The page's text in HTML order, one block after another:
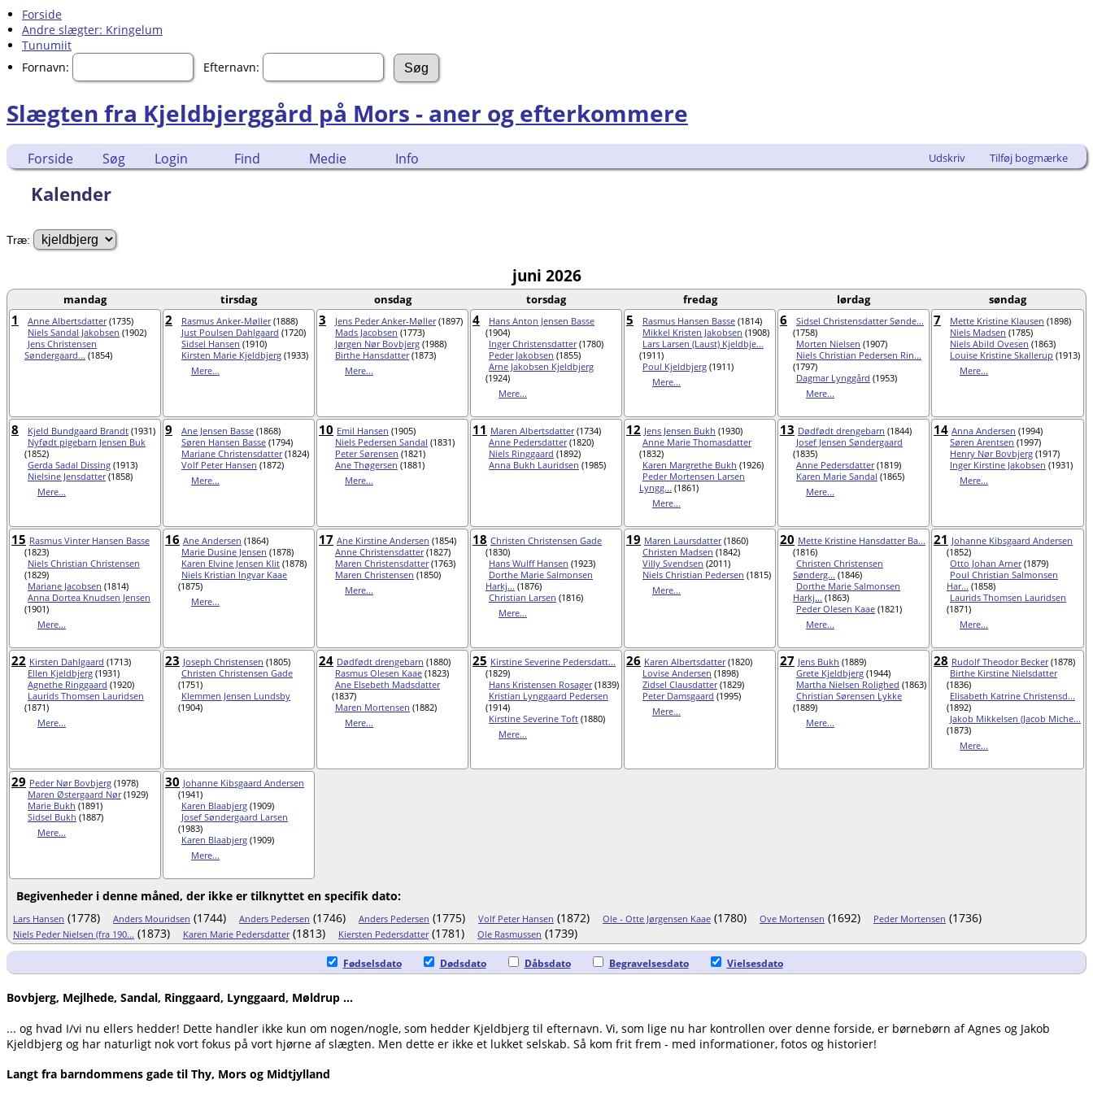
Forside
Andre slægter: Kringelum
Tunumiit
Fornavn:
Efternavn:
Slægten fra Kjeldbjerggård på Mors - aner og efterkommere
Forside Søg Login Find Medie Info Udskriv Tilføj bogmærke
Kalender
Træ:
juni 2026
mandag tirsdag onsdag torsdag fredag lørdag søndag
1 Anne Albertsdatter(1735)
Niels Sandal Jakobsen (1902)
Jens Christensen
Søndergaard... (1854)
2 Rasmus Anker-Møller(1888)
Just Poulsen Dahlgaard (1720)
Sidsel Hansen (1910)
Kirsten Marie Kjeldbjerg (1933)
Mere...
3 Jens Peder Anker-Møller(1897)
Mads Jacobsen (1773)
Jørgen Nør Bovbjerg (1988)
Birthe Hansdatter(1873)
Mere...
4
Hans Anton Jensen Basse
(1904)
Inger Christensdatter(1780)
Peder Jakobsen (1855)
Arne Jakobsen Kjeldbjerg
(1924)
Mere...
5 Rasmus Hansen Basse (1814)
Mikkel Kristen Jakobsen (1908)
Lars Larsen (Laust) Kjeldbje...
(1911)
Poul Kjeldbjerg (1911)
Mere...
6
Sidsel Christensdatter Sønde...
(1758)
Morten Nielsen (1907)
Niels Christian Pedersen Rin...
(1797)
Dagmar Lynggård (1953)
Mere...
7 Mette Kristine Klausen (1898)
Niels Madsen (1785)
Niels Abild Ovesen (1863)
Louise Kristine Skallerup (1913)
Mere...
8 Kjeld Bundgaard Brandt (1931)
Nyfødt pigebarn Jensen Buk
(1852)
Gerda Sadal Dissing (1913)
Nielsine Jensdatter(1858)
Mere...
9 Ane Jensen Basse (1868)
Søren Hansen Basse (1794)
Mariane Christensdatter(1824)
Volf Peter Hansen (1872)
Mere...
10 Emil Hansen (1905)
Niels Pedersen Sandal (1831)
Peter Sørensen (1821)
Ane Thøgersen (1881)
Mere...
11 Maren Albertsdatter(1734)
Anne Pedersdatter(1820)
Niels Ringgaard (1892)
Anna Bukh Lauridsen (1985)
12 Jens Jensen Bukh (1930)
Anne Marie Thomasdatter
(1832)
Karen Margrethe Bukh (1926)
Peder Mortensen Larsen
Lyngg... (1861)
Mere...
13 Dødfødt drengebarn (1844)
Josef Jensen Søndergaard
(1835)
Anne Pedersdatter(1819)
Karen Marie Sandal (1865)
Mere...
14 Anna Andersen (1994)
Søren Arentsen (1997)
Henry Nør Bovbjerg (1917)
Inger Kirstine Jakobsen (1931)
Mere...
15 Rasmus Vinter Hansen Basse
(1823)
Niels Christian Christensen
(1829)
Mariane Jacobsen (1814)
Anna Dortea Knudsen Jensen
(1901)
Mere...
16 Ane Andersen (1864)
Marie Dusine Jensen (1878)
Karen Elvine Jensen Klit (1878)
Niels Kristian Ingvar Kaae
(1875)
Mere...
17 Ane Kirstine Andersen (1854)
Anne Christensdatter(1827)
Maren Christensdatter(1763)
Maren Christensen (1850)
Mere...
18 Christen Christensen Gade
(1830)
Hans Wulff Hansen (1923)
Dorthe Marie Salmonsen
Harkj... (1876)
Christian Larsen (1816)
Mere...
19 Maren Laursdatter(1860)
Christen Madsen (1842)
Villy Svendsen (2011)
Niels Christian Pedersen (1815)
Mere...
20 Mette Kristine Hansdatter Ba...
(1816)
Christen Christensen
Sønderg... (1846)
Dorthe Marie Salmonsen
Harkj... (1863)
Peder Olesen Kaae (1821)
Mere...
21 Johanne Kibsgaard Andersen
(1852)
Otto Johan Arner(1879)
Poul Christian Salmonsen
Har... (1858)
Laurids Thomsen Lauridsen
(1871)
Mere...
22 Kirsten Dahlgaard (1713)
Ellen Kjeldbjerg (1931)
Agnethe Ringgaard (1920)
Laurids Thomsen Lauridsen
(1871)
Mere...
23 Joseph Christensen (1805)
Christen Christensen Gade
(1751)
Klemmen Jensen Lundsby
(1904)
24 Dødfødt drengebarn (1880)
Rasmus Olesen Kaae (1823)
Ane Elsebeth Madsdatter
(1837)
Maren Mortensen (1882)
Mere...
25 Kirstine Severine Pedersdatt...
(1829)
Hans Kristensen Rosager(1839)
Kristian Lynggaard Pedersen
(1914)
Kirstine Severine Toft (1880)
Mere...
26 Karen Albertsdatter(1820)
Lovise Andersen (1898)
Zidsel Clausdatter(1829)
Peter Damsgaard (1995)
Mere...
27 Jens Bukh (1889)
Grete Kjeldbjerg (1944)
Martha Nielsen Rolighed (1863)
Christian Sørensen Lykke
(1889)
Mere...
28 Rudolf Theodor Becker(1878)
Birthe Kirstine Nielsdatter
(1836)
Elisabeth Katrine Christensd...
(1892)
Jakob Mikkelsen (Jacob Miche...
(1873)
Mere...
29 Peder Nør Bovbjerg (1978)
Maren Østergaard Nør(1929)
Marie Bukh (1891)
Sidsel Bukh (1887)
Mere...
30 Johanne Kibsgaard Andersen
(1941)
Karen Blaabjerg (1909)
Josef Søndergaard Larsen
(1983)
Karen Blaabjerg (1909)
Mere...
Begivenheder i denne måned, der ikke er tilknyttet en specifik dato:
Lars Hansen (1778) Anders Mouridsen (1744) Anders Pedersen (1746) Anders Pedersen (1775) Volf Peter Hansen (1872) Ole - Otte Jørgensen Kaae (1780) Ove Mortensen (1692) Peder Mortensen (1736)
Niels Peder Nielsen (fra 190... (1873) Karen Marie Pedersdatter(1813) Kiersten Pedersdatter(1781) Ole Rasmussen (1739)
Fødselsdato Dødsdato Dåbsdato Begravelsesdato Vielsesdato
Bovbjerg, Mejlhede, Sandal, Ringgaard, Lynggaard, Møldrup ...
... og hvad I/vi nu ellers hedder! Dette handler ikke kun om nogen/nogle, som hedder Kjeldbjerg til efternavn. Vi, som lige nu har kontrollen over denne forside, er børnebørn af Agnes og Jakob
Kjeldbjerg og har naturligt nok vort fokus på vort hjørne af slægten. Men dette er ikke et lukket selskab. Så kom frit frem - med informationer, fotos og historier!
Langt fra barndommens gade til Thy, Mors og Midtjylland